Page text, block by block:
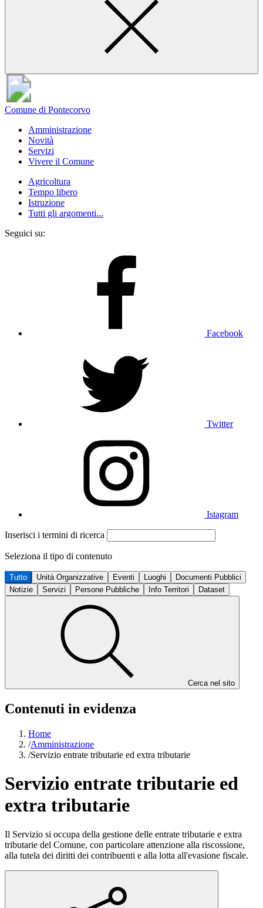
Comune di Pontecorvo
Amministrazione
Novità
Servizi
Vivere il Comune
Agricoltura
Tempo libero
Istruzione
Tutti gli argomenti...
Seguici su:
Facebook
Twitter
Istagram
Inserisci i termini di ricerca
Seleziona il tipo di contenuto
Tutto Unità Organizzative Eventi Luoghi
Documenti Pubblici
Notizie
Servizi Persone Pubbliche Info Territori Dataset
Cerca nel sito
Contenuti in evidenza
Home
/Amministrazione
/Servizio entrate tributarie ed extra tributarie
Servizio entrate tributarie ed
extra tributarie
Il Servizio si occupa della gestione delle entrate tributarie e extra
tributarie del Comune, con particolare attenzione alla riscossione,
alla tutela dei diritti dei contribuenti e alla lotta all'evasione fiscale.